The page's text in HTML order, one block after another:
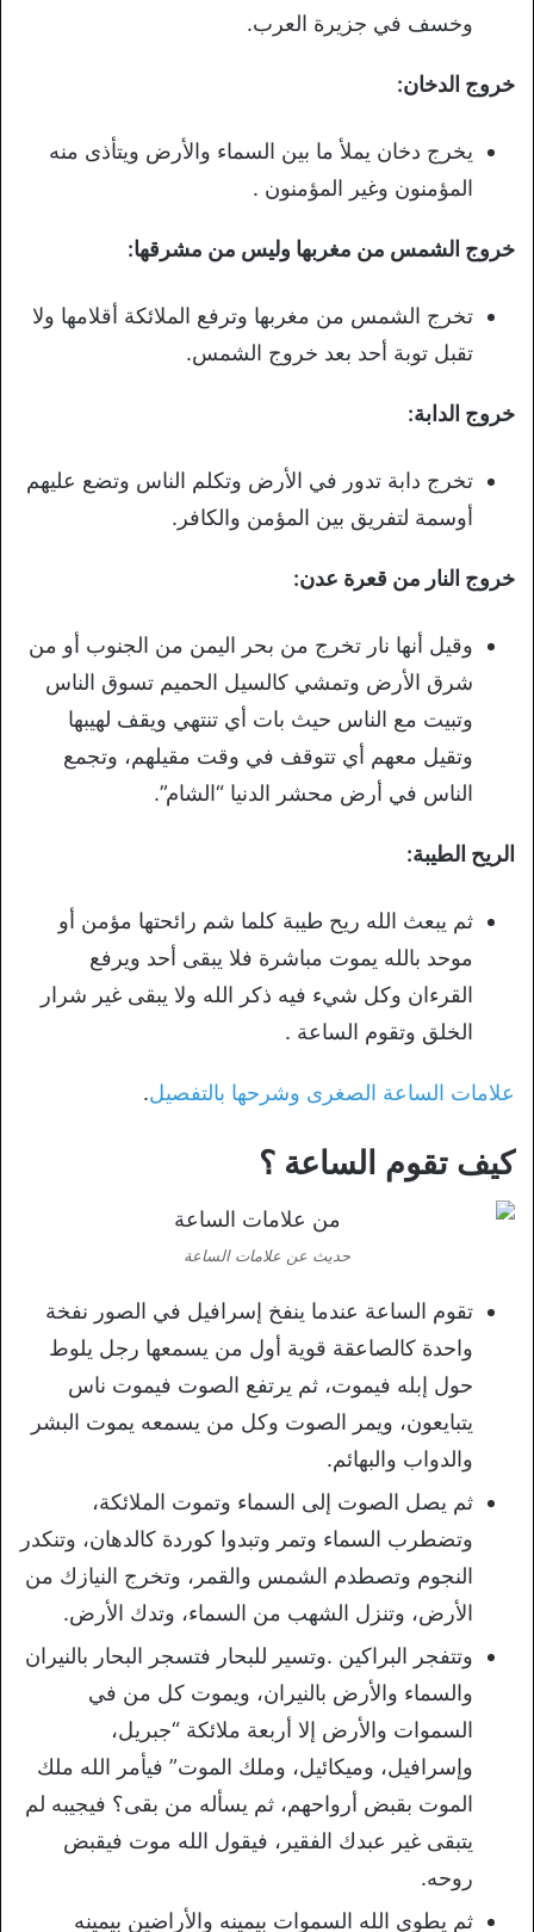
وخسف في جزيرة العرب.
خروج الدخان:
يخرج دخان يملأ ما بين السماء والأرض ويتأذى منه
المؤمنون وغير المؤمنون .
خروج الشمس من مغربها وليس من مشرقها:
تخرج الشمس من مغربها وترفع الملائكة أقلامها ولا
تقبل توبة أحد بعد خروج الشمس.
خروج الدابة:
تخرج دابة تدور في الأرض وتكلم الناس وتضع عليهم
أوسمة لتفريق بين المؤمن والكافر.
خروج النار من قعرة عدن:
وقيل أنها نار تخرج من بحر اليمن من الجنوب أو من
شرق الأرض وتمشي كالسيل الحميم تسوق الناس
وتبيت مع الناس حيث بات أي تنتهي ويقف لهيبها
وتقيل معهم أي تتوقف في وقت مقيلهم، وتجمع
الناس في أرض محشر الدنيا “الشام”.
الريح الطيبة:
ثم يبعث الله ريح طيبة كلما شم رائحتها مؤمن أو
موحد بالله يموت مباشرة فلا يبقى أحد ويرفع
القرءان وكل شيء فيه ذكر الله ولا يبقى غير شرار
الخلق وتقوم الساعة .
علامات الساعة الصغرى وشرحها بالتفصيل.
كيف تقوم الساعة ؟
حديث عن علامات الساعة
تقوم الساعة عندما ينفخ إسرافيل في الصور نفخة
واحدة كالصاعقة قوية أول من يسمعها رجل يلوط
حول إبله فيموت، ثم يرتفع الصوت فيموت ناس
يتبايعون، ويمر الصوت وكل من يسمعه يموت البشر
والدواب والبهائم.
ثم يصل الصوت إلى السماء وتموت الملائكة،
وتضطرب السماء وتمر وتبدوا كوردة كالدهان، وتنكدر
النجوم وتصطدم الشمس والقمر، وتخرج النيازك من
الأرض، وتنزل الشهب من السماء، وتدك الأرض.
وتتفجر البراكين .وتسير للبحار فتسجر البحار بالنيران
والسماء والأرض بالنيران، ويموت كل من في
السموات والأرض إلا أربعة ملائكة “جبريل،
وإسرافيل، وميكائيل، وملك الموت” فيأمر الله ملك
الموت بقبض أرواحهم، ثم يسأله من بقى؟ فيجيبه لم
يتبقى غير عبدك الفقير، فيقول الله موت فيقبض
روحه.
ثم يطوي الله السموات بيمينه والأراضين بيمينه